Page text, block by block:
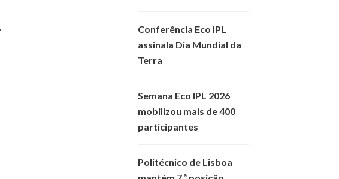
.
Conferência Eco IPL
assinala Dia Mundial da
Terra
Semana Eco IPL 2026
mobilizou mais de 400
participantes
Politécnico de Lisboa